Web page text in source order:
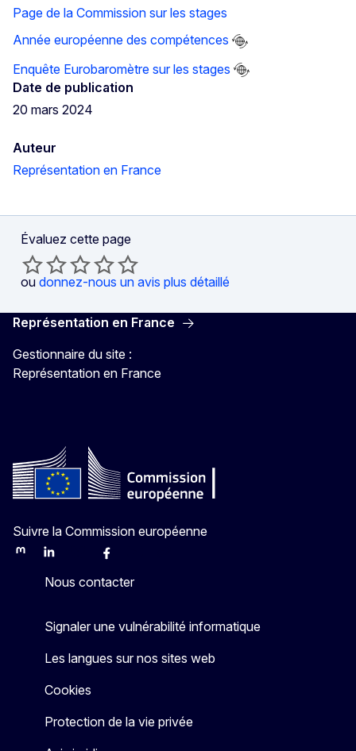
Page de la Commission sur les stages
Année européenne des compétences
Enquête Eurobaromètre sur les stages
Date de publication
20 mars 2024
Auteur
Représentation en France
Évaluez cette page
ou donnez-nous un avis plus détaillé
Représentation en France
Gestionnaire du site :
Représentation en France
Suivre la Commission européenne
MastodonLinkedInBlueskyFacebook
Nous contacter
Signaler une vulnérabilité informatique
Les langues sur nos sites web
Cookies
Protection de la vie privée